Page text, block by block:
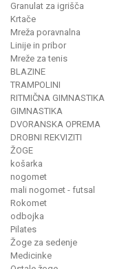
Granulat za igrišča
Krtače
Mreža poravnalna
Linije in pribor
Mreže za tenis
BLAZINE
TRAMPOLINI
RITMIČNA GIMNASTIKA
GIMNASTIKA
DVORANSKA OPREMA
DROBNI REKVIZITI
ŽOGE
košarka
nogomet
mali nogomet - futsal
Rokomet
odbojka
Pilates
Žoge za sedenje
Medicinke